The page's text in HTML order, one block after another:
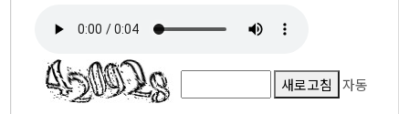
새로고침 자동